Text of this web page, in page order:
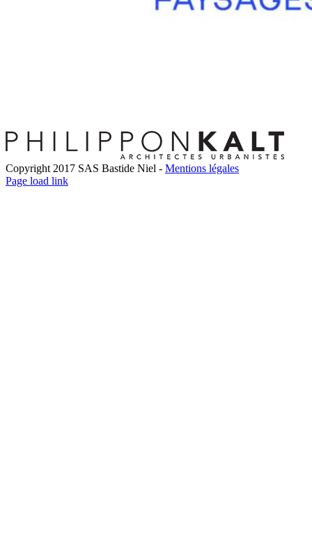
Copyright 2017 SAS Bastide Niel - Mentions légales
Facebook
Twitter
LinkedIn
Instagram
Pinterest
Page load link